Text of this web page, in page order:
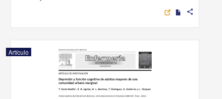
share
Artículo